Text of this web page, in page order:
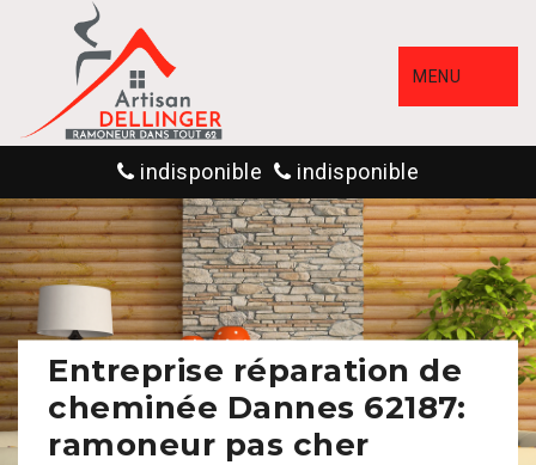
MENU
indisponible indisponible
Entreprise réparation de
cheminée Dannes 62187:
ramoneur pas cher